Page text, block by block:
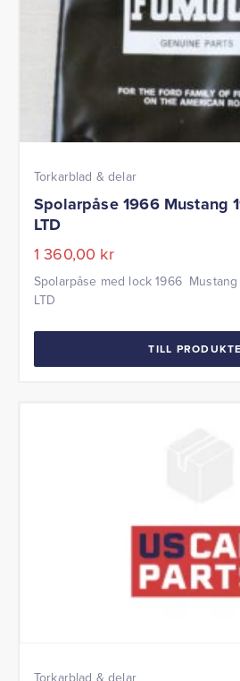
Torkarblad & delar
Spolarpåse 1966 Mustang
LTD
1 360,00 kr
Spolarpåse med lock 1966
LTD
TILL
Torkarblad & delar